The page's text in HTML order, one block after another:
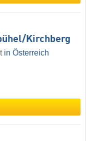
​Kirchberg
in Österreich